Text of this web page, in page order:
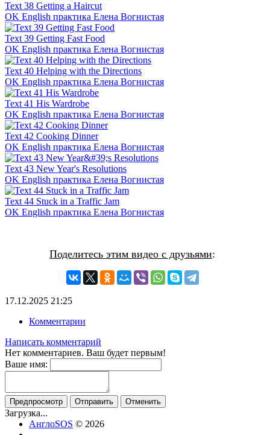
Text 38 Getting a Haircut
OK English практика Елена Вогнистая
Text 39 Getting Fast Food
OK English практика Елена Вогнистая
Text 40 Helping with the Directions
OK English практика Елена Вогнистая
Text 41 His Wardrobe
OK English практика Елена Вогнистая
Text 42 Cooking Dinner
OK English практика Елена Вогнистая
Text 43 New Year's Resolutions
OK English практика Елена Вогнистая
Text 44 Stuck in a Traffic Jam
OK English практика Елена Вогнистая
Поделитесь этим видео с друзьями:
17.12.2025 21:25
Комментарии
Написать комментарий
Нет комментариев. Ваш будет первым!
Ваше имя:
Предпросмотр Отправить Отменить
Загрузка...
АнглоSOS © 2026